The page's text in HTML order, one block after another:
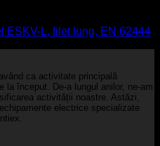
ESKV-L, filet lung, EN 62444
ca activitate principală
la început. De-a lungul anilor, ne-am
activității noastre. Astăzi,
electrice specializate